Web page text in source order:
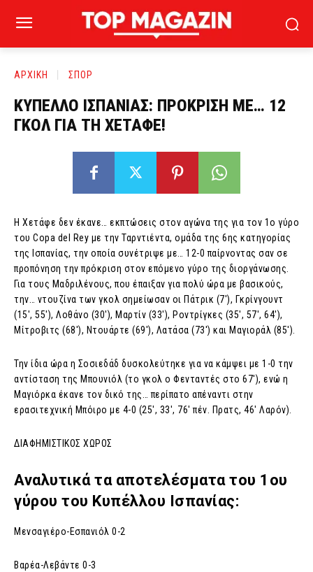
ΑΡΧΙΚΗ ΣΠΟΡ
ΚΥΠΕΛΛΟ ΙΣΠΑΝΙΑΣ: ΠΡΟΚΡΙΣΗ ΜΕ… 12
ΓΚΟΛ ΓΙΑ ΤΗ ΧΕΤΑΦΕ!
Η Χετάφε δεν έκανε… εκπτώσεις στον αγώνα της για τον 1ο γύρο
του Copa del Rey με την Ταρντιέντα, ομάδα της 6ης κατηγορίας
της Ισπανίας, την οποία συνέτριψε με… 12-0 παίρνοντας σαν σε
προπόνηση την πρόκριση στον επόμενο γύρο της διοργάνωσης.
Για τους Μαδριλένους, που έπαιξαν για πολύ ώρα με βασικούς,
την… ντουζίνα των γκολ σημείωσαν οι Πάτρικ (7′), Γκρίνγουντ
(15′, 55′), Λοθάνο (30′), Μαρτίν (33′), Ροντρίγκες (35′, 57′, 64′),
Μίτροβιτς (68′), Ντουάρτε (69′), Λατάσα (73′) και Μαγιοράλ (85′).
Την ίδια ώρα η Σοσιεδάδ δυσκολεύτηκε για να κάμψει με 1-0 την
αντίσταση της Μπουνιόλ (το γκολ ο Φενταντές στο 67′), ενώ η
Μαγιόρκα έκανε τον δικό της… περίπατο απέναντι στην
ερασιτεχνική Μπόιρο με 4-0 (25′, 33′, 76′ πέν. Πρατς, 46′ Λαρόν).
ΔΙΑΦΗΜΙΣΤΙΚΟΣ ΧΩΡΟΣ
Αναλυτικά τα αποτελέσματα του 1ου
γύρου του Κυπέλλου Ισπανίας:
Μενσαγιέρο-Εσπανιόλ 0-2
Βαρέα-Λεβάντε 0-3